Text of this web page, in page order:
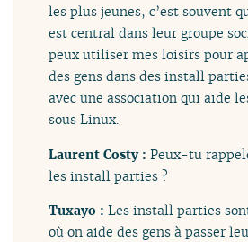
les plus jeunes, c’est souvent
est central dans leur groupe
peux utiliser mes loisirs pour
des gens dans des install
avec une association qui aide
sous Linux.
Laurent Costy :Peux-tu
les install parties ?
Tuxayo :Les install parties
où on aide des gens à passer